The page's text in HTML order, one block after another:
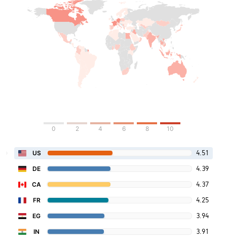
0 2 4 6 8 10
US 4.51
DE 4.39
CA 4.37
FR 4.25
EG 3.94
IN 3.91